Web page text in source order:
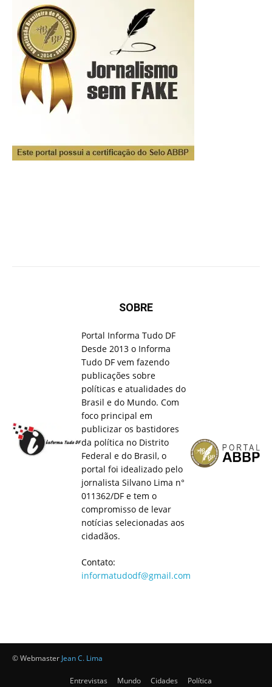
SOBRE
Portal Informa Tudo DF
Desde 2013 o Informa
Tudo DF vem fazendo
publicações sobre
políticas e atualidades do
Brasil e do Mundo. Com
foco principal em
publicizar os bastidores
da política no Distrito
Federal e do Brasil, o
portal foi idealizado pelo
jornalista Silvano Lima n°
011362/DF e tem o
compromisso de levar
notícias selecionadas aos
cidadãos.
Contato:
informatudodf@gmail.com
© WebmasterJean C. Lima
Entrevistas Mundo Cidades Política